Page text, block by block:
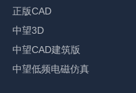
正版CAD
中望3D
中望CAD建筑版
中望低频电磁仿真